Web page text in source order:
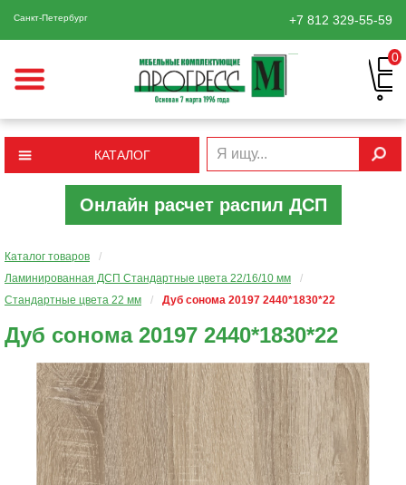
Санкт-Петербург +7 812 329-55-59
0
КАТАЛОГ
Онлайн расчет распил ДСП
Каталог товаров
/
Ламинированная ДСП Cтандартные цвета 22/16/10 мм
/
Стандартные цвета 22 мм
/ Дуб сонома 20197 2440*1830*22
Дуб сонома 20197 2440*1830*22